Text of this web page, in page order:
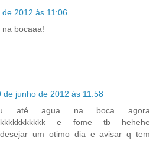
2012 às 11:06
bocaaa!
de junho de 2012 às 11:58
até agua na boca agora
e fome tb hehehe
um otimo dia e avisar q tem